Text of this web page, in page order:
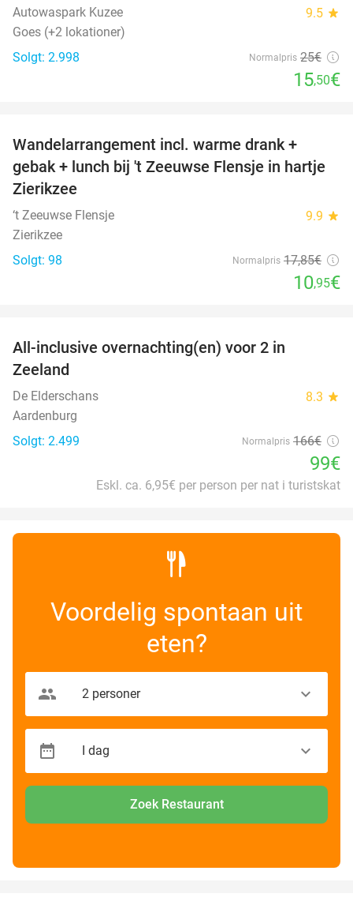
Autowaspark Kuzee 9.5 star
Goes (+2 lokationer)
Solgt: 2.998
Normalpris 25€
15,50€
Wandelarrangement incl. warme drank +
gebak + lunch bij 't Zeeuwse Flensje in hartje
Zierikzee
‘t Zeeuwse Flensje 9.9 star
Zierikzee
Solgt: 98
Normalpris 17,85€
10,95€
All-inclusive overnachting(en) voor 2 in
Zeeland
De Elderschans 8.3 star
Aardenburg
Solgt: 2.499
Normalpris 166€
99€
Eskl. ca. 6,95€ per person per nat i turistskat
Voordelig spontaan uit
eten?
Zoek Restaurant